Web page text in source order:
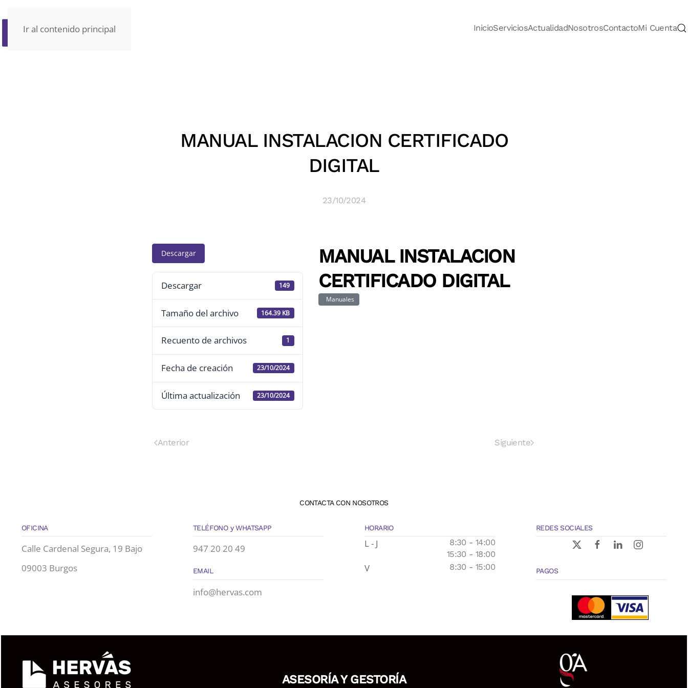
Ir al contenido principal InicioServiciosActualidadNosotrosContactoMi Cuenta
MANUAL INSTALACION CERTIFICADO
DIGITAL
23/10/2024
Descargar
Descargar 149
Tamaño del archivo 164.39 KB
Recuento de archivos 1
Fecha de creación 23/10/2024
Última actualización 23/10/2024
MANUAL INSTALACION
CERTIFICADO DIGITAL
Manuales
Anterior Siguiente
CONTACTA CON NOSOTROS
OFICINA
Calle Cardenal Segura, 19 Bajo
09003 Burgos
TELÉFONO y WHATSAPP
947 20 20 49
EMAIL
info@hervas.com
HORARIO
L - J
8:30 - 14:00
15:30 - 18:00
V 8:30 - 15:00
REDES SOCIALES
PAGOS
ASESORÍA Y GESTORÍA